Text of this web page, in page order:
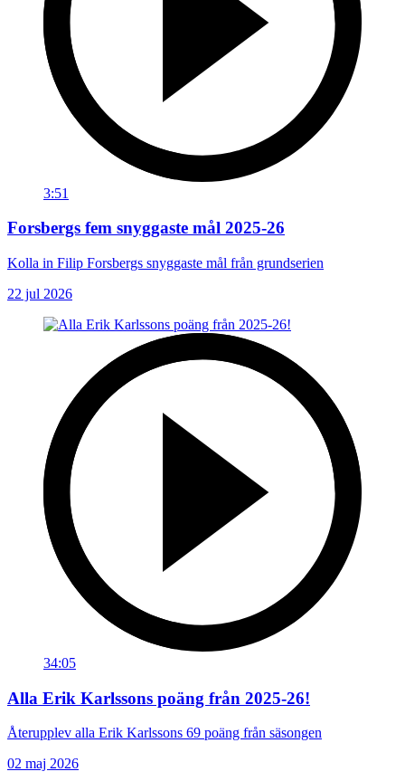
3:51
Forsbergs fem snyggaste mål 2025-26
Kolla in Filip Forsbergs snyggaste mål från grundserien
22 jul 2026
34:05
Alla Erik Karlssons poäng från 2025-26!
Återupplev alla Erik Karlssons 69 poäng från säsongen
02 maj 2026